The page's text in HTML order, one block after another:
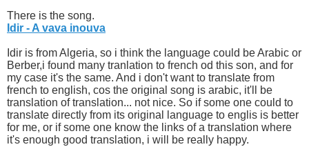
There is the song.
Idir - A vava inouva
Idir is from Algeria, so i think the language could be Arabic or
Berber,i found many tranlation to french od this son, and for
my case it's the same. And i don't want to translate from
french to english, cos the original song is arabic, it'll be
translation of translation... not nice. So if some one could to
translate directly from its original language to englis is better
for me, or if some one know the links of a translation where
it's enough good translation, i will be really happy.